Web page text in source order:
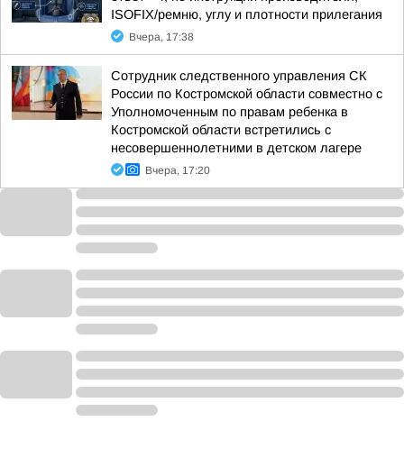
ISOFIX/ремню, углу и плотности прилегания
Вчера, 17:38
Сотрудник следственного управления СК
России по Костромской области совместно с
Уполномоченным по правам ребенка в
Костромской области встретились с
несовершеннолетними в детском лагере
Вчера, 17:20